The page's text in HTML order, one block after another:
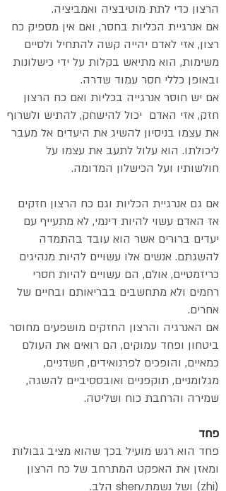
הרצון כדי לתת מוטיבציה ואמביציה.
אם אנרגיית הכליות בחסר, ואם אין מספיק כח
רצון, אזי לאדם יהייה קשה להתחיל ולסיים
משימות, הוא מתיאש בקלות על ידי כישלונות
ובאופן כללי חסר עמוד שדרה.
אם יש חוסר אנרגייה בכליות ואם כח הרצון
חזק, אזי האדם יכול להישחק, להתיש ולשרוף
את עצמו בניסיון להשיג את היעדים אל מעבר
ליכולתו. הוא עלול לתעב את עצמו על
חולשותיו ועל הכישלון המדומה.
אם גם אנרגיית הכליות וגם כח הרצון חזקים
אז האדם עשוי להיות דינמי, לא מתעייף עם
יעדים ברורים אשר הוא עובד בהתמדה
להשגתם. אנשים אלו עשויים להיות מנהיגים
כריזמטיים, אולם, הם עשויים להיות חסרי
רחמים ולא מתחשבים בבריאותם ובחיים של
אחרים.
אם האנרגיה והרצון החזקים מושפעים מחוסר
ביטחון ופחד עמוקים, הם רואים את העולם
כמאיים, והופכים לפרנואידים, חשדניים,
מגלומניים, תוקפניים ואובססיביים להשגה,
שמירה והרחבת כוח ושליטה.
פחד
פחד הוא רגש מועיל בכך שהוא מציב גבולות
ומאזן את האפקט המתרחב של כח הרצון
(zhi) ושל נשמת/shen הלב.